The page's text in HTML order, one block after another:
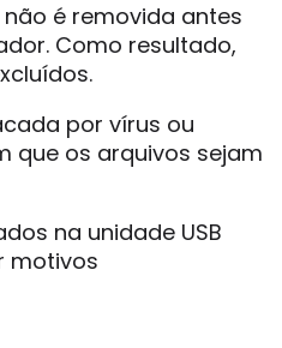
não é removida antes
Como resultado,
por vírus ou
que os arquivos sejam
na unidade USB
motivos